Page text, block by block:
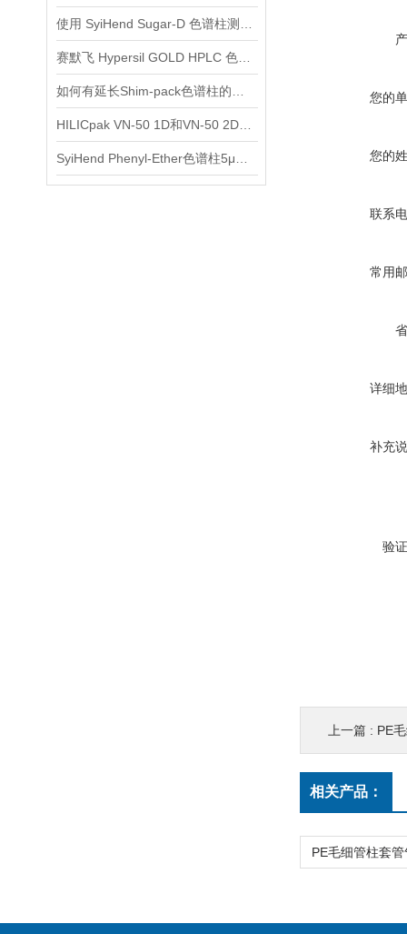
您的
您的
联系
常用
详细
补充
验
上一篇 : PE
相关产品：